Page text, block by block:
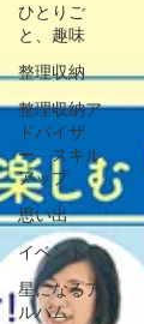
ひとりご
と、趣味
整理収納
整理収納ア
ドバイザ
ー スキル
アップ
思い出
イベント
星になるア
ルバム